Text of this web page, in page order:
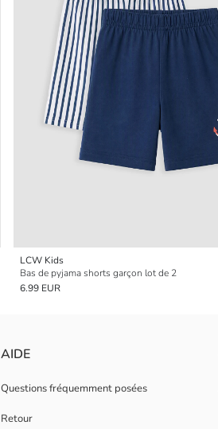
LCW Kids
Bas de pyjama shorts garçon lot de 2
6.99 EUR
AIDE
Questions fréquemment posées
Retour